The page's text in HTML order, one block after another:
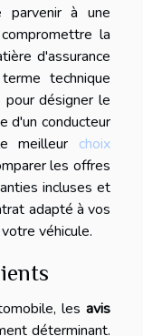
parvenir à une
la
d'assurance
technique
pour désigner le
d'un conducteur
meilleur choix
les offres
incluses et
adapté à vos
véhicule.
les avis
déterminant.